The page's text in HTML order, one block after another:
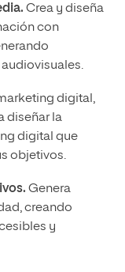
Crea y diseña
con
digital,
diseñar la
digital que
objetivos.
Genera
creando
y